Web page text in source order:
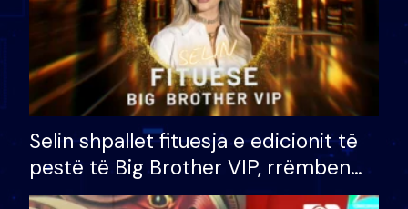
Selin shpallet fituesja e edicionit të
pestë të Big Brother VIP, rrëmben
çmimin e madh prej 100 mijë eurosh